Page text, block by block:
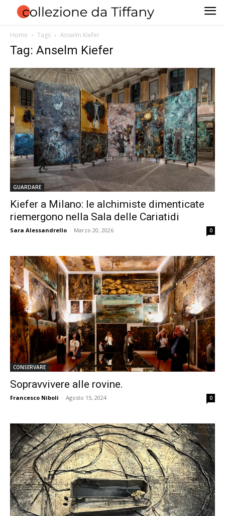
Home Tags Anselm Kiefer
Tag: Anselm Kiefer
GUARDARE
Kiefer a Milano: le alchimiste dimenticate
riemergono nella Sala delle Cariatidi
Sara Alessandrello - Marzo 20, 2026 0
CONSERVARE
Sopravvivere alle rovine.
Francesco Niboli - Agosto 15, 2024 0